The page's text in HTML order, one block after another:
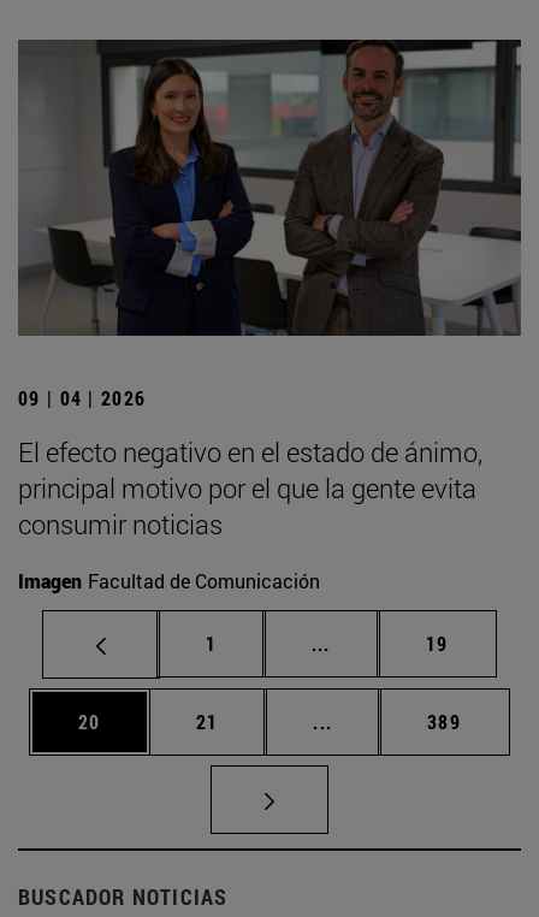
09 | 04 | 2026
El efecto negativo en el estado de ánimo,
principal motivo por el que la gente evita
consumir noticias
Imagen Facultad de Comunicación
Página
1 ... Páginas intermedias
Página
19
Página
20 Página
21 ... Páginas intermedias
Página
389
BUSCADOR NOTICIAS